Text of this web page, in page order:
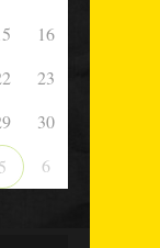
16
23
30
5 6